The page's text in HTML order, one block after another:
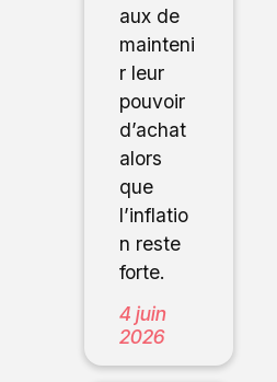
aux de
mainteni
r leur
pouvoir
d’achat
alors
que
l’inflatio
n reste
forte.
4 juin
2026